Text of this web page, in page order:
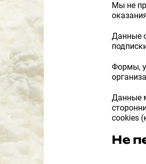
Мы не
Данные
Формы,
Данные
cookies
Не